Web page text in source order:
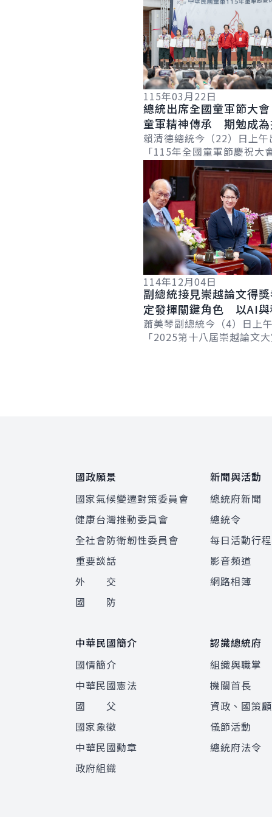
115年03月22日
總統出席全國童軍節大
童軍精神傳承 期勉成為
際交流及公共外交的重
賴清德總統今（22）日上午
「115年全國童軍節慶祝大
定童軍運動傳承日行一善、
精神，並成功爭取「2029
大會」在...
114年12月04日
副總統接見崇越論文得
定發揮關鍵角色 以AI與
用主題為全球性問題尋
蕭美琴副總統今（4）日上
「2025第十八屆崇越論文
國政願景
國家氣候變遷對策委員會
健康台灣推動委員會
全社會防衛韌性委員會
重要談話
外 交
國 防
新聞與活動
總統府新聞
總統令
每日活動行程
影音頻道
網路相簿
中華民國簡介
國情簡介
中華民國憲法
國 父
國家象徵
中華民國勳章
政府組織
認識總統府
組織與職掌
機關首長
資政、國策
儀節活動
總統府法令